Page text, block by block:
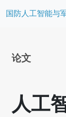
国防人工智能与
论文
人工